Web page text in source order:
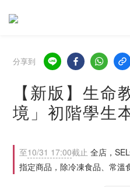
分享到
【新版】生命
境」初階學生
至10/31 17:00截止 全店，
指定商品，除冷凍食品、常溫